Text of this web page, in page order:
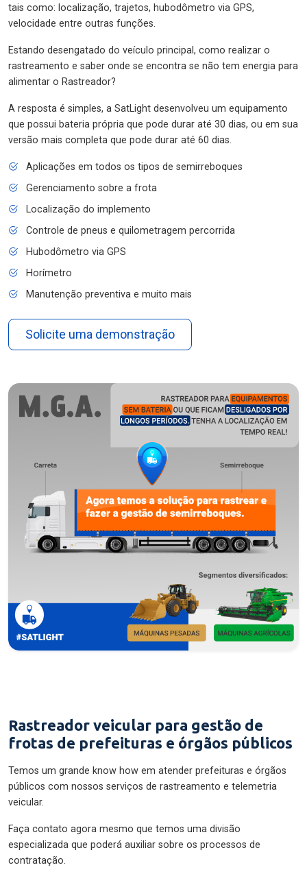
tais como: localização, trajetos, hubodômetro via GPS,
velocidade entre outras funções.
Estando desengatado do veículo principal, como realizar o
rastreamento e saber onde se encontra se não tem energia para
alimentar o Rastreador?
A resposta é simples, a SatLight desenvolveu um equipamento
que possui bateria própria que pode durar até 30 dias, ou em sua
versão mais completa que pode durar até 60 dias.
Aplicações em todos os tipos de semirreboques
Gerenciamento sobre a frota
Localização do implemento
Controle de pneus e quilometragem percorrida
Hubodômetro via GPS
Horímetro
Manutenção preventiva e muito mais
Solicite uma demonstração
Rastreador veicular para gestão de
frotas de prefeituras e órgãos públicos
Temos um grande know how em atender prefeituras e órgãos
públicos com nossos serviços de rastreamento e telemetria
veicular.
Faça contato agora mesmo que temos uma divisão
especializada que poderá auxiliar sobre os processos de
contratação.